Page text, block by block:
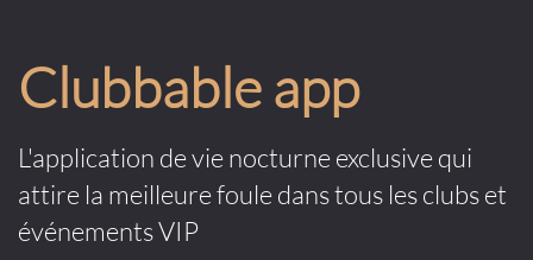
Clubbable app
L'application de vie nocturne exclusive qui
attire la meilleure foule dans tous les clubs et
événements VIP